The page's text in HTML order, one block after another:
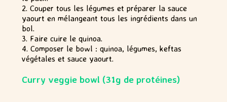
2. Couper tous les légumes et préparer la sauce
yaourt en mélangeant tous les ingrédients dans un
bol.
3. Faire cuire le quinoa.
4. Composer le bowl : quinoa, légumes, keftas
végétales et sauce yaourt.
Curry veggie bowl (31g de protéines)